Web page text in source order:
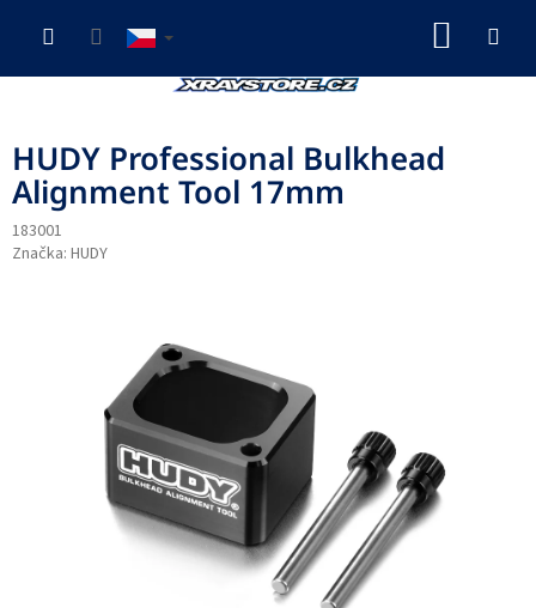
HUDY Professional Bulkhead
Alignment Tool 17mm
183001
Značka: HUDY